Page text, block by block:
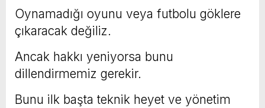
Oynamadığı oyunu veya futbolu göklere
çıkaracak değiliz.
Ancak hakkı yeniyorsa bunu
dillendirmemiz gerekir.
Bunu ilk başta teknik heyet ve yönetim